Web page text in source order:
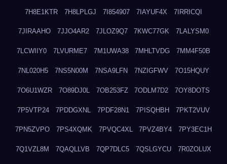
7H8E1KTR 7H8LPLGJ 7I854907 7IAYUF4X 7IRRICQI
7JIRAAHO 7JJO4AR2 7JLOZ9Q7 7KWC77GK 7LALYSM0
7LCWIIY0 7LVURME7 7M1UWA38 7MHLTVDG 7MM4F50B
7NL020H5 7NS5N00M 7NSA9LFN 7NZIGFWV 7O15HQUY
7O6U1WZR 7O89DJ0L 7OB253FZ 7ODLM7D2 7OY8DOTS
7P5VTP24 7PDDGXNL 7PDF28N1 7PISQHBH 7PKT2VUV
7PN5ZVPO 7PS4XQMK 7PVQC4XL 7PVZ4BY4 7PY3EC1H
7Q1VZL8M 7QAQLLVB 7QP7DLC5 7QSLGYCU 7R0ZOLUX